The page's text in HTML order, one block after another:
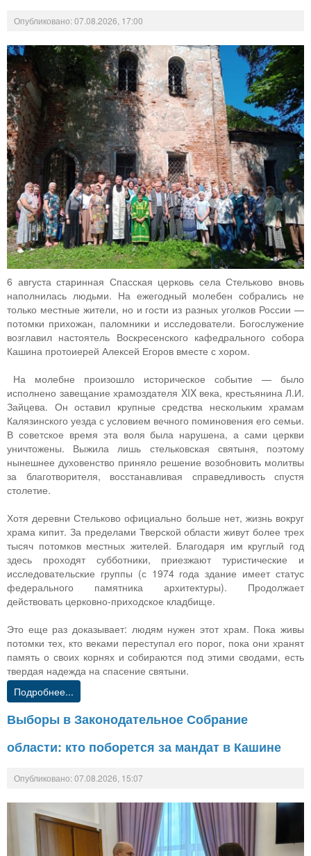
Опубликовано: 07.08.2026, 17:00
6 августа старинная Спасская церковь села Стельково вновь
наполнилась людьми. На ежегодный молебен собрались не
только местные жители, но и гости из разных уголков России —
потомки прихожан, паломники и исследователи. Богослужение
возглавил настоятель Воскресенского кафедрального собора
Кашина протоиерей Алексей Егоров вместе с хором.
На молебне произошло историческое событие — было
исполнено завещание храмоздателя XIX века, крестьянина Л.И.
Зайцева. Он оставил крупные средства нескольким храмам
Калязинского уезда с условием вечного поминовения его семьи.
В советское время эта воля была нарушена, а сами церкви
уничтожены. Выжила лишь стельковская святыня, поэтому
нынешнее духовенство приняло решение возобновить молитвы
за благотворителя, восстанавливая справедливость спустя
столетие.
Хотя деревни Стельково официально больше нет, жизнь вокруг
храма кипит. За пределами Тверской области живут более трех
тысяч потомков местных жителей. Благодаря им круглый год
здесь проходят субботники, приезжают туристические и
исследовательские группы (с 1974 года здание имеет статус
федерального памятника архитектуры). Продолжает
действовать церковно-приходское кладбище.
Это еще раз доказывает: людям нужен этот храм. Пока живы
потомки тех, кто веками переступал его порог, пока они хранят
память о своих корнях и собираются под этими сводами, есть
твердая надежда на спасение святыни.
Подробнее...
Выборы в Законодательное Собрание
области: кто поборется за мандат в Кашине
Опубликовано: 07.08.2026, 15:07